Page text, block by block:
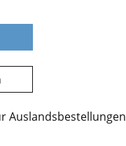
Auslandsbestellungen